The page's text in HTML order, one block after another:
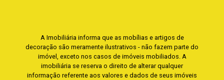
A Imobiliária informa que as mobílias e artigos de
decoração são meramente ilustrativos - não fazem parte do
imóvel, exceto nos casos de imóveis mobiliados. A
imobiliária se reserva o direito de alterar qualquer
informação referente aos valores e dados de seus imóveis